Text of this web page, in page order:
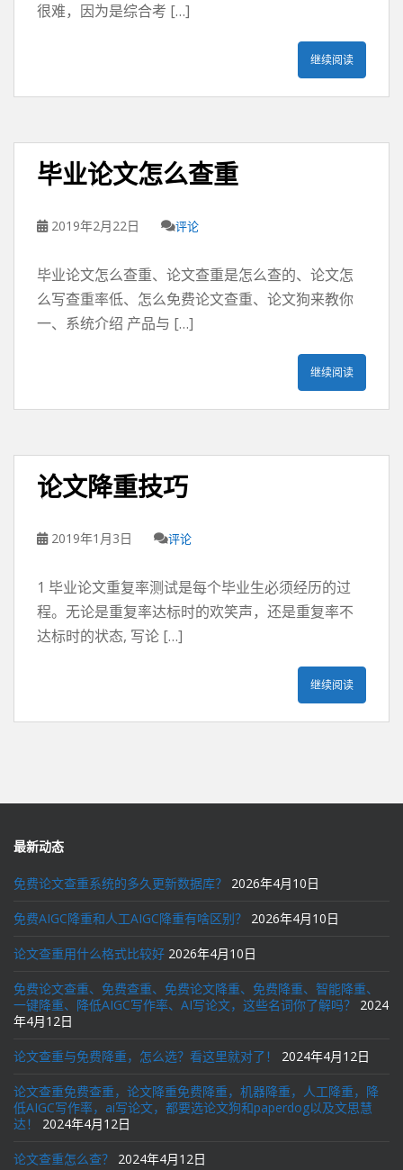
很难，因为是综合考 […]
继续阅读
毕业论文怎么查重
2019年2月22日 评论
毕业论文怎么查重、论文查重是怎么查的、论文怎
么写查重率低、怎么免费论文查重、论文狗来教你
一、系统介绍 产品与 […]
继续阅读
论文降重技巧
2019年1月3日 评论
1 毕业论文重复率测试是每个毕业生必须经历的过
程。无论是重复率达标时的欢笑声，还是重复率不
达标时的状态, 写论 […]
继续阅读
最新动态
免费论文查重系统的多久更新数据库？ 2026年4月10日
免费AIGC降重和人工AIGC降重有啥区别？ 2026年4月10日
论文查重用什么格式比较好 2026年4月10日
免费论文查重、免费查重、免费论文降重、免费降重、智能降重、
一键降重、降低AIGC写作率、AI写论文，这些名词你了解吗？
2024
年4月12日
论文查重与免费降重，怎么选？看这里就对了！ 2024年4月12日
论文查重免费查重，论文降重免费降重，机器降重，人工降重，降
低AIGC写作率，ai写论文，都要选论文狗和paperdog以及文思慧
达！
2024年4月12日
论文查重怎么查？ 2024年4月12日